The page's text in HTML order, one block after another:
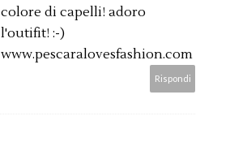
colore di capelli! adoro
l'outifit! :-)
www.pescaralovesfashion.com
Rispondi